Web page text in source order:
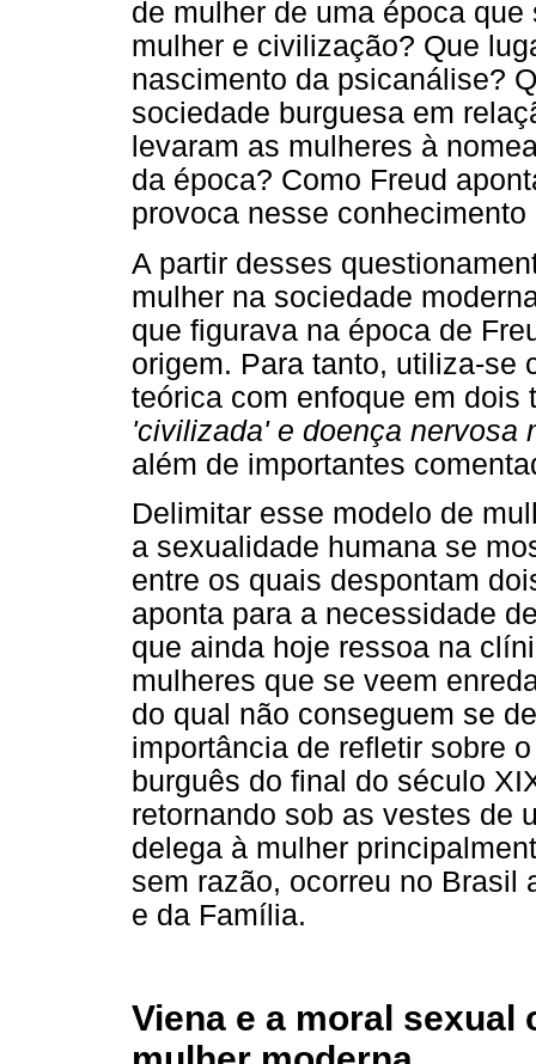
de mulher de uma época
mulher e civilização? Que
nascimento da psicanálise?
sociedade burguesa em
levaram as mulheres à
da época? Como Freud
provoca nesse
A partir desses
mulher na sociedade
que figurava na época de
origem. Para tanto, utiliza-se
teórica com enfoque em
'civilizada' e doença nervosa
além de importantes
Delimitar esse modelo de
a sexualidade humana se
entre os quais despontam
aponta para a necessidade
que ainda hoje ressoa na
mulheres que se veem
do qual não conseguem se
importância de refletir sobre
burguês do final do século
retornando sob as vestes de
delega à mulher
sem razão, ocorreu no Brasil
e da Família.
Viena e a moral